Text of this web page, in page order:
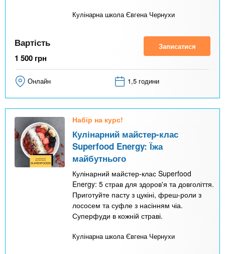
Кулінарна школа Євгена Чернухи
Вартість
1 500 грн
Записатися
Онлайн 1,5 години
Набір на курс!
Кулінарний майстер-клас
Superfood Energy: Їжа
майбутнього
Кулінарний майстер-клас Superfood
Energy: 5 страв для здоров'я та довголіття.
Приготуйте пасту з цукіні, фреш-роли з
лососем та суфле з насінням чіа.
Суперфуди в кожній страві.
Кулінарна школа Євгена Чернухи